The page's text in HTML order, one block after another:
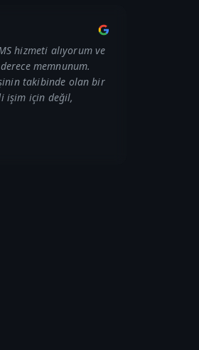
hizmeti alıyorum ve
memnunum.
takibinde olan bir
işim için değil,